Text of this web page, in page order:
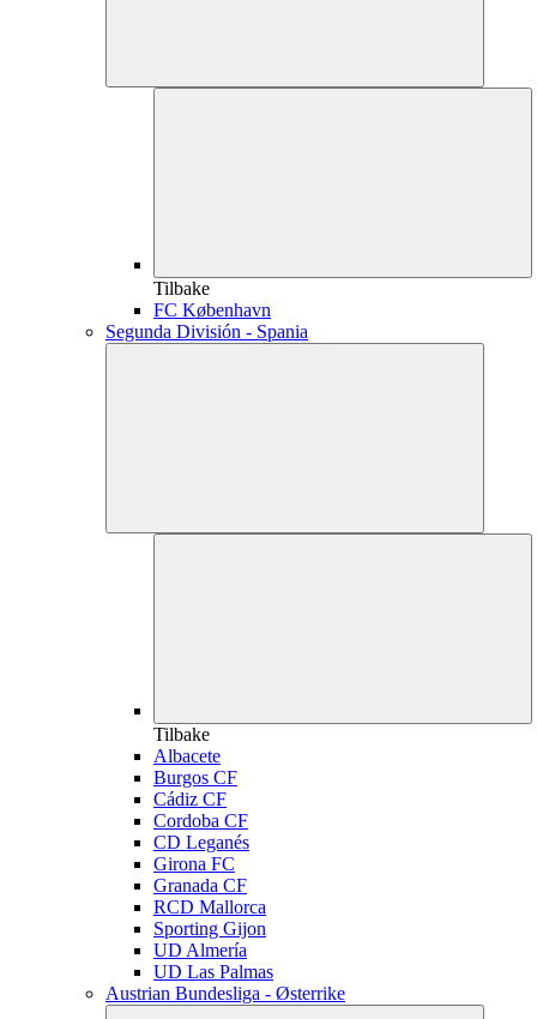
Tilbake
FC København
Segunda División - Spania
Tilbake
Albacete
Burgos CF
Cádiz CF
Cordoba CF
CD Leganés
Girona FC
Granada CF
RCD Mallorca
Sporting Gijon
UD Almería
UD Las Palmas
Austrian Bundesliga - Østerrike